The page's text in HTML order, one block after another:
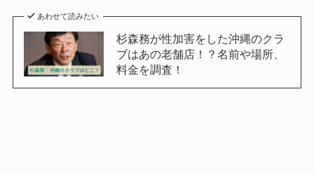
あわせて読みたい
杉森務が性加害をした沖縄のクラ
ブはあの老舗店！？名前や場所、
料金を調査！